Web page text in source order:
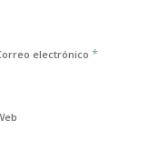
electrónico *